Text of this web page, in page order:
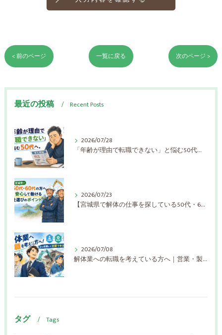
< 前のページ 一覧に戻る 次のページ >
最近の投稿 Recent Posts
2026/07/28
「年齢が理由で転職できない」と悩む50代へ。解体業界が求める人材とは【宮城県】
2026/07/23
【宮城県で解体の仕事を探している50代・60代の方へ】長く安心して働ける会社選びのポイント
2026/07/08
解体業への転職を考えている方へ｜営業・製造業・運送業から転職して活躍できる理由
タグ Tags